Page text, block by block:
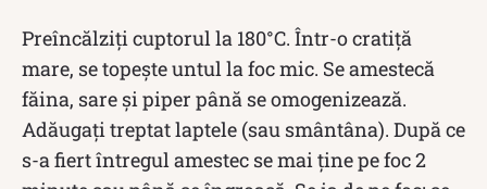
Preîncălziți cuptorul la 180°C. Într-o cratiță
mare, se topește untul la foc mic. Se amestecă
făina, sare și piper până se omogenizează.
Adăugați treptat laptele (sau smântâna). După ce
s-a fiert întregul amestec se mai ține pe foc 2